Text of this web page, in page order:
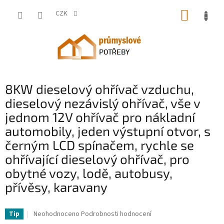
CZK
8KW dieselový ohřívač vzduchu,
dieselový nezávislý ohřívač, vše v
jednom 12V ohřívač pro nákladní
automobily, jeden výstupní otvor, s
černým LCD spínačem, rychle se
ohřívající dieselový ohřívač, pro
obytné vozy, lodě, autobusy,
přívěsy, karavany
Tip
Průměrné
Neohodnoceno Podrobnosti hodnocení